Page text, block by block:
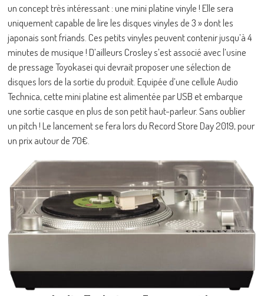
un concept très intéressant : une mini platine vinyle ! Elle sera
uniquement capable de lire les disques vinyles de 3 » dont les
japonais sont friands. Ces petits vinyles peuvent contenir jusqu’à 4
minutes de musique ! D’ailleurs Crosley s’est associé avec l’usine
de pressage Toyokasei qui devrait proposer une sélection de
disques lors de la sortie du produit. Equipée d’une cellule Audio
Technica, cette mini platine est alimentée par USB et embarque
une sortie casque en plus de son petit haut-parleur. Sans oublier
un pitch ! Le lancement se fera lors du Record Store Day 2019, pour
un prix autour de 70€.